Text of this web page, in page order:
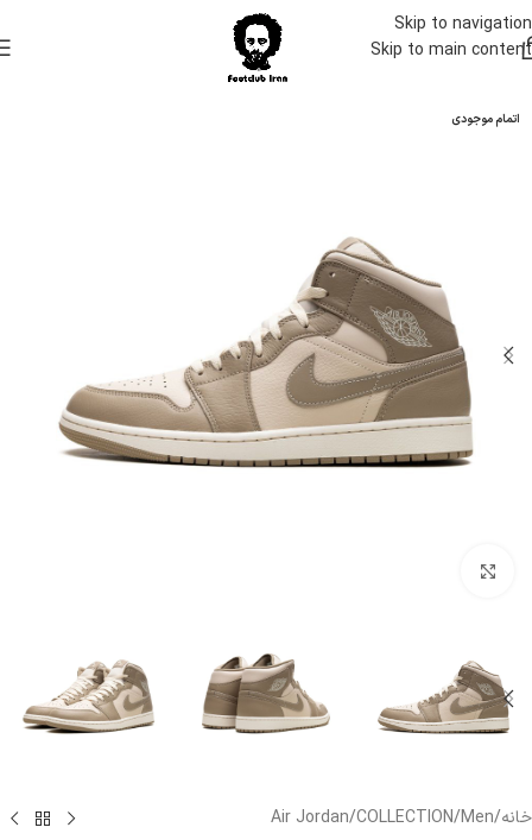
Skip to navigation
Skip to main content
اتمام موجودی
خانه/
Men
/
COLLECTION
/
Air Jordan